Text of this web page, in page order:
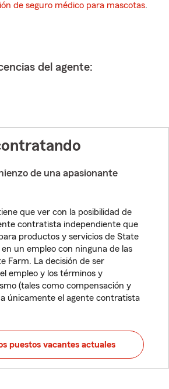
de seguro médico para mascotas.
del agente:
de una apasionante
que ver con la posibilidad de
contratista independiente que
productos y servicios de State
un empleo con ninguna de las
Farm. La decisión de ser
empleo y los términos y
(tales como compensación y
únicamente el agente contratista
puestos vacantes actuales